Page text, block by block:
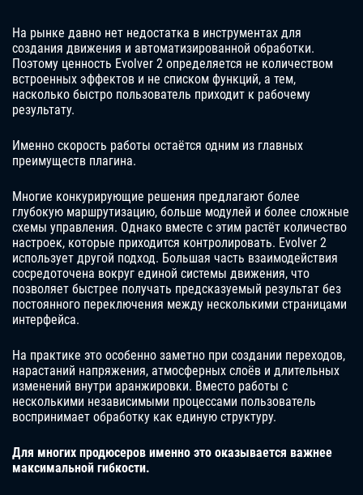
На рынке давно нет недостатка в инструментах для
создания движения и автоматизированной обработки.
Поэтому ценность Evolver 2 определяется не количеством
встроенных эффектов и не списком функций, а тем,
насколько быстро пользователь приходит к рабочему
результату.
Именно скорость работы остаётся одним из главных
преимуществ плагина.
Многие конкурирующие решения предлагают более
глубокую маршрутизацию, больше модулей и более сложные
схемы управления. Однако вместе с этим растёт количество
настроек, которые приходится контролировать. Evolver 2
использует другой подход. Большая часть взаимодействия
сосредоточена вокруг единой системы движения, что
позволяет быстрее получать предсказуемый результат без
постоянного переключения между несколькими страницами
интерфейса.
На практике это особенно заметно при создании переходов,
нарастаний напряжения, атмосферных слоёв и длительных
изменений внутри аранжировки. Вместо работы с
несколькими независимыми процессами пользователь
воспринимает обработку как единую структуру.
Для многих продюсеров именно это оказывается важнее
максимальной гибкости.